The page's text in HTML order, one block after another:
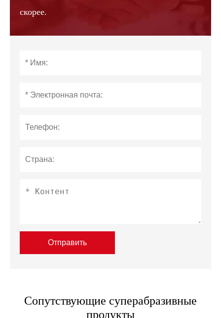
скорее.
Отправить
Сопутствующие суперабразивные
продукты